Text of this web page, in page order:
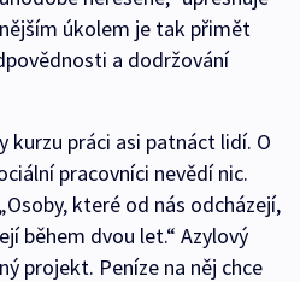
úkolem je tak přimět
a dodržování
kurzu práci asi patnáct lidí. O
pracovníci nevědí nic.
které od nás odcházejí,
během dvou let.“ Azylový
projekt. Peníze na něj chce